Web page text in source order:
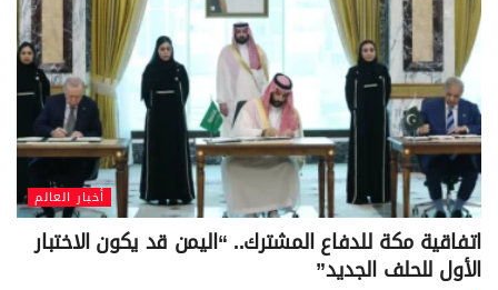
أخبار العالم
اتفاقية مكة للدفاع المشترك.. “اليمن قد يكون الاختبار
الأول للحلف الجديد”